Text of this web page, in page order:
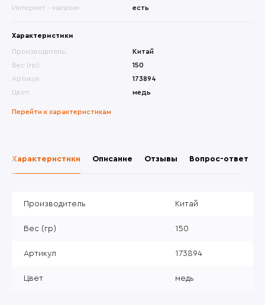
Интернет - магазин есть
Характеристики
Производитель:
Китай
Вес (гр):
150
Артикул:
173894
Цвет:
медь
Перейти к характеристикам
Характеристики Описание Отзывы Вопрос-ответ
Производитель Китай
Вес (гр) 150
Артикул 173894
Цвет медь